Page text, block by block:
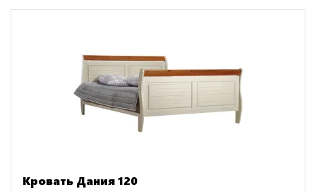
Кровать Дания 120